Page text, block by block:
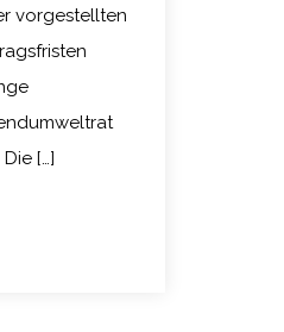
vorgestellten
[…]